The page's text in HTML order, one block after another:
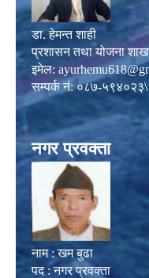
डा. हेमन्त शाही
प्रशासन तथा योजना
इमेल:
सम्पर्क नं: ०८७-
नगर प्रवक्ता
नाम : खम बुढा
पद : नगर प्रवक्ता